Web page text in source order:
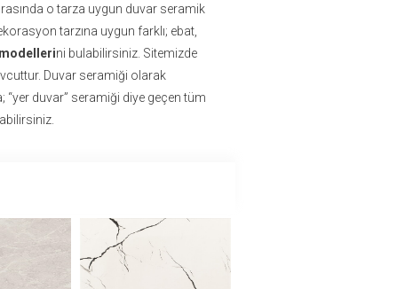
o tarza uygun duvar seramik
tarzına uygun farklı; ebat,
ni bulabilirsiniz. Sitemizde
Duvar seramiği olarak
duvar” seramiği diye geçen tüm